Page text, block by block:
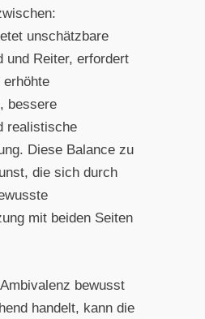
unschätzbare
und Reiter, erfordert
bessere
realistische
Diese Balance zu
die sich durch
mit beiden Seiten
bewusst
handelt, kann die